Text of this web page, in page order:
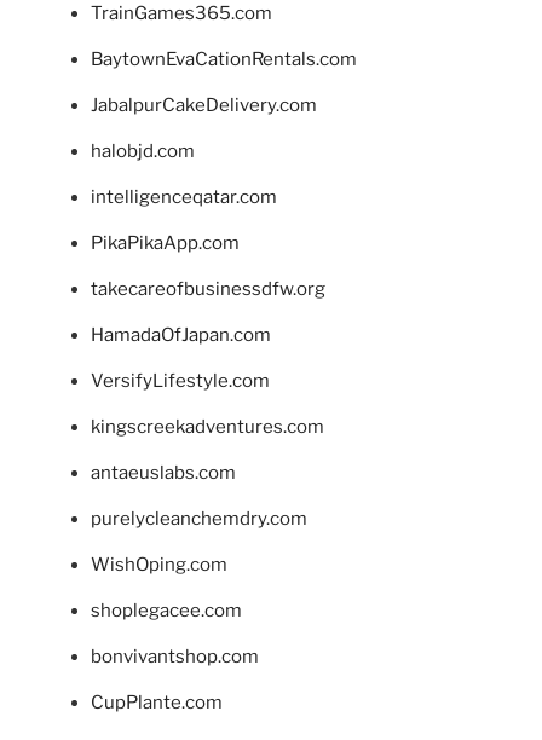
TrainGames365.com
BaytownEvaCationRentals.com
JabalpurCakeDelivery.com
halobjd.com
intelligenceqatar.com
PikaPikaApp.com
takecareofbusinessdfw.org
HamadaOfJapan.com
VersifyLifestyle.com
kingscreekadventures.com
antaeuslabs.com
purelycleanchemdry.com
WishOping.com
shoplegacee.com
bonvivantshop.com
CupPlante.com